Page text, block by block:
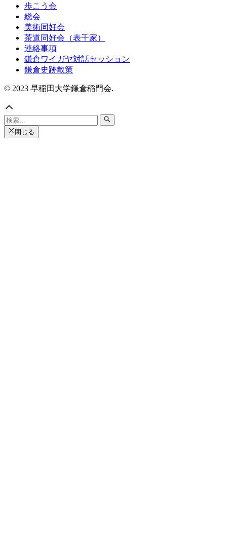
歩こう会
総会
美術同好会
茶道同好会（表千家）
連絡事項
鎌倉ワイガヤ対話セッション
鎌倉史跡散策
© 2023 早稲田大学鎌倉稲門会.
閉じる